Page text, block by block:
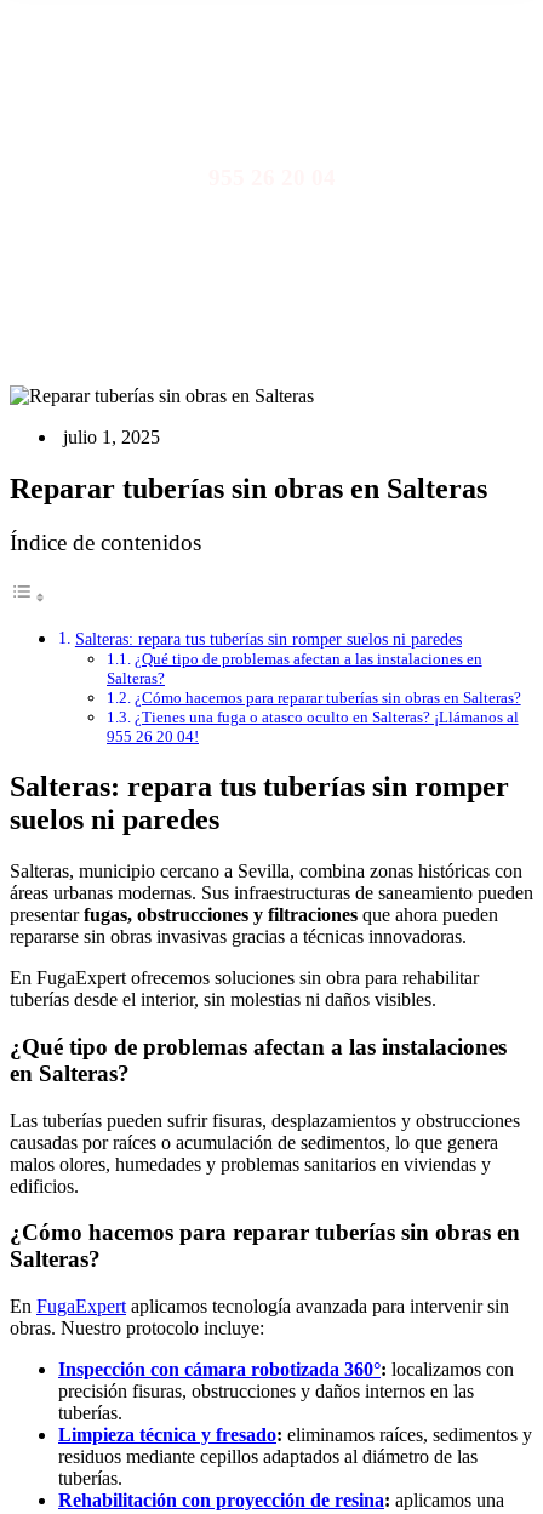
julio 1, 2025
Reparar tuberías sin obras en Salteras
Índice de contenidos
Salteras: repara tus tuberías sin romper suelos ni paredes
¿Qué tipo de problemas afectan a las instalaciones en
Salteras?
¿Cómo hacemos para reparar tuberías sin obras en Salteras?
¿Tienes una fuga o atasco oculto en Salteras? ¡Llámanos al
955 26 20 04!
Salteras: repara tus tuberías sin romper
suelos ni paredes
Salteras, municipio cercano a Sevilla, combina zonas históricas con
áreas urbanas modernas. Sus infraestructuras de saneamiento pueden
presentarfugas, obstrucciones y filtraciones que ahora pueden
repararse sin obras invasivas gracias a técnicas innovadoras.
En FugaExpert ofrecemos soluciones sin obra para rehabilitar
tuberías desde el interior, sin molestias ni daños visibles.
¿Qué tipo de problemas afectan a las instalaciones
en Salteras?
Las tuberías pueden sufrir fisuras, desplazamientos y obstrucciones
causadas por raíces o acumulación de sedimentos, lo que genera
malos olores, humedades y problemas sanitarios en viviendas y
edificios.
¿Cómo hacemos para reparar tuberías sin obras en
Salteras?
En FugaExpert aplicamos tecnología avanzada para intervenir sin
obras. Nuestro protocolo incluye:
Inspección con cámara robotizada 360°: localizamos con
precisión fisuras, obstrucciones y daños internos en las
tuberías.
Limpieza técnica y fresado: eliminamos raíces, sedimentos y
residuos mediante cepillos adaptados al diámetro de las
tuberías.
Rehabilitación con proyección de resina: aplicamos una